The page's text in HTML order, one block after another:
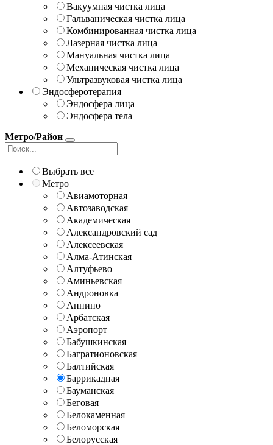
Вакуумная чистка лица
Гальваническая чистка лица
Комбинированная чистка лица
Лазерная чистка лица
Мануальная чистка лица
Механическая чистка лица
Ультразвуковая чистка лица
Эндосферотерапия
Эндосфера лица
Эндосфера тела
Метро/Район
Выбрать все
Метро
Авиамоторная
Автозаводская
Академическая
Александровский сад
Алексеевская
Алма-Атинская
Алтуфьево
Аминьевская
Андроновка
Аннино
Арбатская
Аэропорт
Бабушкинская
Багратионовская
Балтийская
Баррикадная
Бауманская
Беговая
Белокаменная
Беломорская
Белорусская